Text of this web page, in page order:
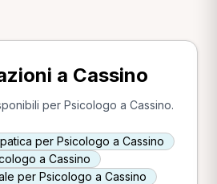
a Cassino
per Psicologo a Cassino.
per Psicologo a Cassino
a Cassino
per Psicologo a Cassino